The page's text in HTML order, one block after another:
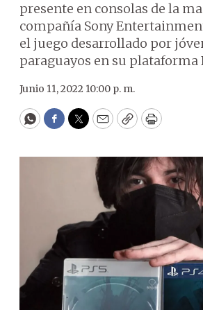
presente en consolas de la
compañía Sony
el juego desarrollado por
paraguayos en su plataforma
Junio 11, 2022 10:00 p. m.
WhatsApp
Facebook
Twitter
EmailCopyPrint